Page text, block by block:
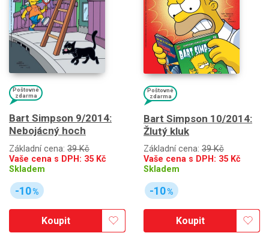
Poštovné
zdarma
Bart Simpson 9/2014:
Nebojácný hoch
Základní cena: 39 Kč
Vaše cena s DPH: 35 Kč
Skladem
-10%
Koupit
Poštovné
zdarma
Bart Simpson 10/2014:
Žlutý kluk
Základní cena: 39 Kč
Vaše cena s DPH: 35 Kč
Skladem
-10%
Koupit